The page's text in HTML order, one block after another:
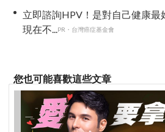
立即諮詢HPV！是對自己健康最
現在不...
PR・台灣癌症基金會
您也可能喜歡這些文章